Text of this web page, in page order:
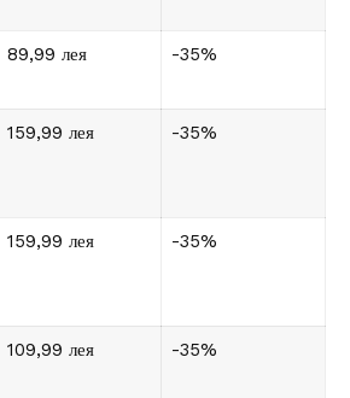
89,99 лея -35%
159,99 лея -35%
159,99 лея -35%
109,99 лея -35%